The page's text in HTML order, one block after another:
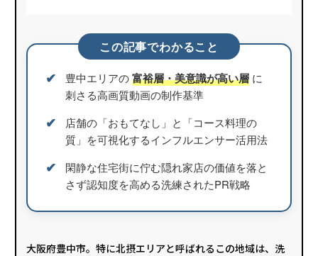
この記事でわかること
✔︎ 豊中エリアの富裕層・美意識が高い層に
刺さる高画質動画の制作基準
✔︎
店舗の「おもてなし」と「コース料理の
質」を可視化するインフルエンサー活用法
✔︎
閑静な住宅街に佇む隠れ家店の価値を落と
さず認知度を高める洗練されたPR戦略
大阪府豊中市。特に北摂エリアと呼ばれるこの地域は、洗